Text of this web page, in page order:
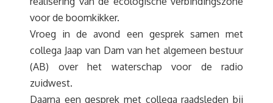
voor de boomkikker.
Vroeg in de avond een gesprek samen met
collega Jaap van Dam van het algemeen bestuur
(AB) over het waterschap voor de radio
zuidwest.
Daarna een gesprek met collega raadsleden bij